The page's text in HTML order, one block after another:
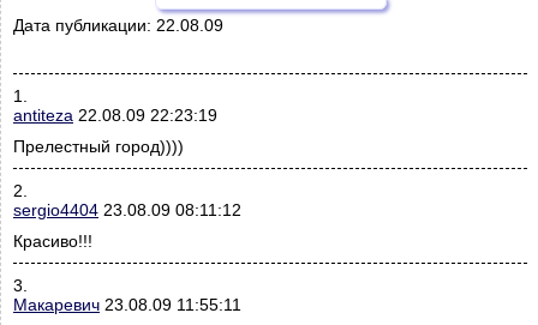
Дата публикации: 22.08.09
1.
antiteza 22.08.09 22:23:19
Прелестный город))))
2.
sergio4404 23.08.09 08:11:12
Красиво!!!
3.
Макаревич 23.08.09 11:55:11